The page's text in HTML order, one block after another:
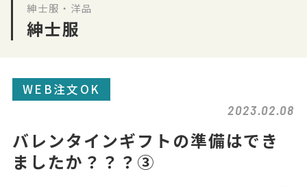
紳士服・洋品
紳士服
WEB注文OK
2023.02.08
バレンタインギフトの準備はでき
ましたか？？？③